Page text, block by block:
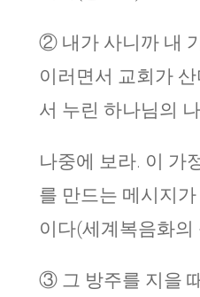
② 내가 사니까 내
이러면서 교회가
서 누린 하나님의
나중에 보라. 이 가
를 만드는 메시지
이다(세계복음화의
③ 그 방주를 지을